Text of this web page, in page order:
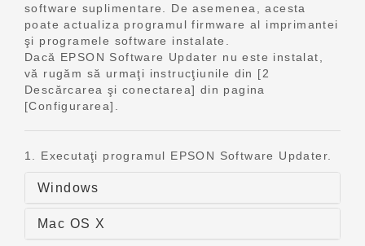
software suplimentare. De asemenea, acesta
poate actualiza programul firmware al imprimantei
şi programele software instalate.
Dacă EPSON Software Updater nu este instalat,
vă rugăm să urmaţi instrucţiunile din [2
Descărcarea şi conectarea] din pagina
[Configurarea].
1. Executaţi programul EPSON Software Updater.
Windows
Mac OS X